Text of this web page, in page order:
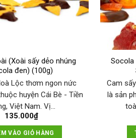
(Xoài sấy dẻo nhúng
đen) (100g)
Lộc thơm ngon nức
huyện Cái Bè - Tiền
Việt Nam. Vị…
135.000₫
VÀO GIỎ HÀNG
Socola
Cam
là sản